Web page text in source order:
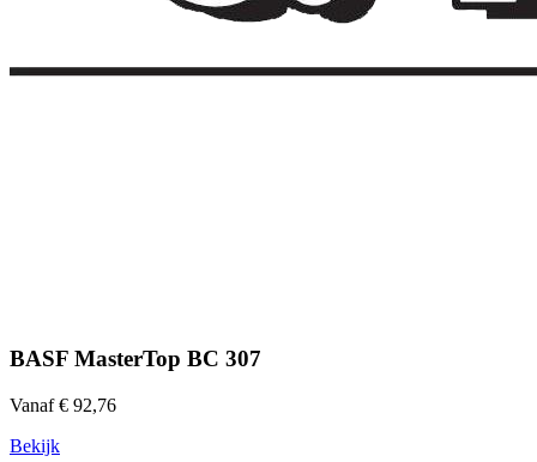
BASF MasterTop BC 307
Vanaf € 92,76
Bekijk